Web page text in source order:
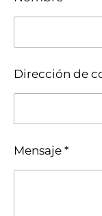
Dirección de
Mensaje *